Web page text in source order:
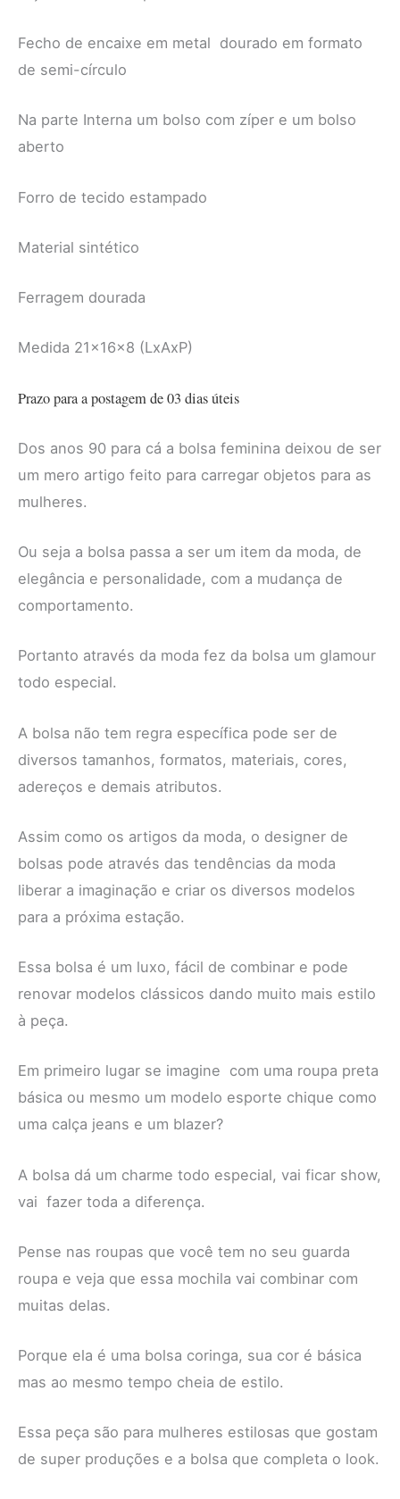
Fecho de encaixe em metal dourado em formato
de semi-círculo
Na parte Interna um bolso com zíper e um bolso
aberto
Forro de tecido estampado
Material sintético
Ferragem dourada
Medida 21x16x8 (LxAxP)
Prazo para a postagem de 03 dias úteis
Dos anos 90 para cá a bolsa feminina deixou de ser
um mero artigo feito para carregar objetos para as
mulheres.
Ou seja a bolsa passa a ser um item da moda, de
elegância e personalidade, com a mudança de
comportamento.
Portanto através da moda fez da bolsa um glamour
todo especial.
A bolsa não tem regra específica pode ser de
diversos tamanhos, formatos, materiais, cores,
adereços e demais atributos.
Assim como os artigos da moda, o designer de
bolsas pode através das tendências da moda
liberar a imaginação e criar os diversos modelos
para a próxima estação.
Essa bolsa é um luxo, fácil de combinar e pode
renovar modelos clássicos dando muito mais estilo
à peça.
Em primeiro lugar se imagine com uma roupa preta
básica ou mesmo um modelo esporte chique como
uma calça jeans e um blazer?
A bolsa dá um charme todo especial, vai ficar show,
vai fazer toda a diferença.
Pense nas roupas que você tem no seu guarda
roupa e veja que essa mochila vai combinar com
muitas delas.
Porque ela é uma bolsa coringa, sua cor é básica
mas ao mesmo tempo cheia de estilo.
Essa peça são para mulheres estilosas que gostam
de super produções e a bolsa que completa o look.